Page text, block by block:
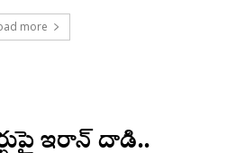
more